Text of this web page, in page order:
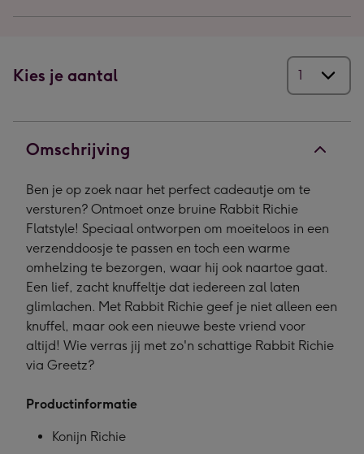
Kies je aantal
Omschrijving
Ben je op zoek naar het perfect cadeautje om te
versturen? Ontmoet onze bruine Rabbit Richie
Flatstyle! Speciaal ontworpen om moeiteloos in een
verzenddoosje te passen en toch een warme
omhelzing te bezorgen, waar hij ook naartoe gaat.
Een lief, zacht knuffeltje dat iedereen zal laten
glimlachen. Met Rabbit Richie geef je niet alleen een
knuffel, maar ook een nieuwe beste vriend voor
altijd! Wie verras jij met zo'n schattige Rabbit Richie
via Greetz?
Productinformatie
Konijn Richie